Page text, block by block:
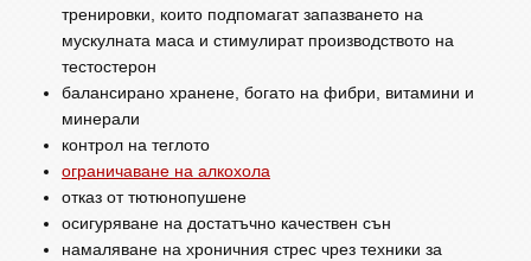
тренировки, които подпомагат запазването на
мускулната маса и стимулират производството на
тестостерон
балансирано хранене, богато на фибри, витамини и
минерали
контрол на теглото
ограничаване на алкохола
отказ от тютюнопушене
осигуряване на достатъчно качествен сън
намаляване на хроничния стрес чрез техники за